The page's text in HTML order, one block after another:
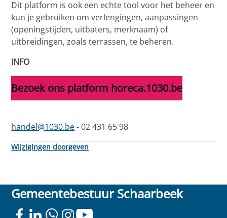
Dit platform is ook een echte tool voor het beheer en
kun je gebruiken om verlengingen, aanpassingen
(openingstijden, uitbaters, merknaam) of
uitbreidingen, zoals terrassen, te beheren.
INFO
Bezoek ons platform horeca.1030.be
handel@1030.be- 02 431 65 98
Wijzigingen doorgeven
Gemeentebestuur Schaarbeek